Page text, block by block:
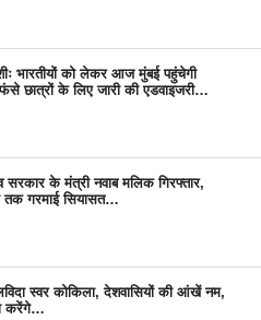
भारतीयों को लेकर आज मुंबई पहुंचेगी
छात्रों के लिए जारी की एडवाइजरी…
के मंत्री नवाब मलिक गिरफ्तार,
तक गरमाई सियासत…
स्वर कोकिला, देशवासियों की आंखें नम,
करेंगे…